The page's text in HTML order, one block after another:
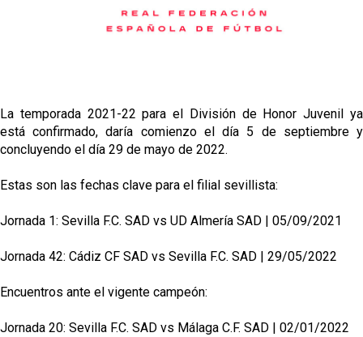
Djibril Sow pone rumbo a Italia para firmar su nuevo
contrato con el Genoa
Sow muy cerca de cerrar su traspaso al Genoa
Oso es el siguiente en la lista para salir
La temporada 2021-22 para el División de Honor Juvenil ya
está confirmado, daría comienzo el día 5 de septiembre y
concluyendo el día 29 de mayo de 2022.
Estas son las fechas clave para el filial sevillista:
Jornada 1: Sevilla F.C. SAD vs UD Almería SAD | 05/09/2021
Jornada 42: Cádiz CF SAD vs Sevilla F.C. SAD | 29/05/2022
Encuentros ante el vigente campeón:
Jornada 20: Sevilla F.C. SAD vs Málaga C.F. SAD | 02/01/2022